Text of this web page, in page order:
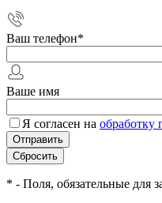
Ваш телефон*
Ваше имя
Я согласен на обработку
* - Поля, обязательные для